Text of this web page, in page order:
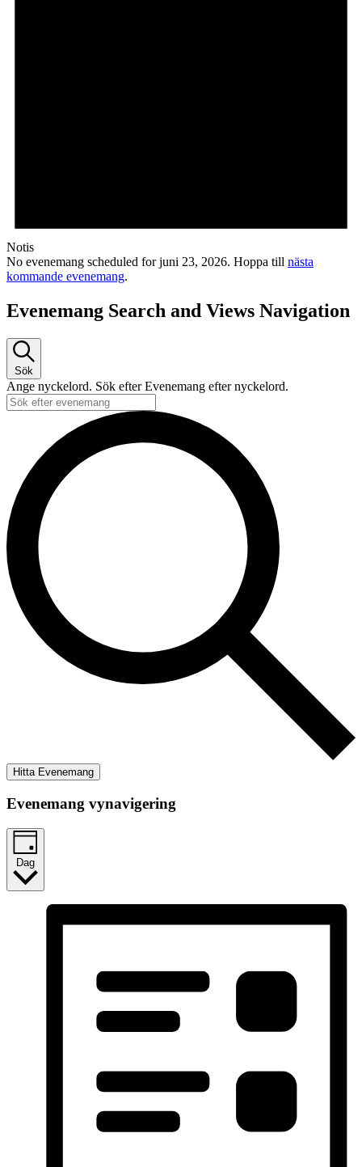
Notis
No evenemang scheduled for juni 23, 2026. Hoppa till nästa
kommande evenemang.
Evenemang Search and Views Navigation
Sök
Ange nyckelord. Sök efter Evenemang efter nyckelord.
Hitta Evenemang
Evenemang vynavigering
Dag